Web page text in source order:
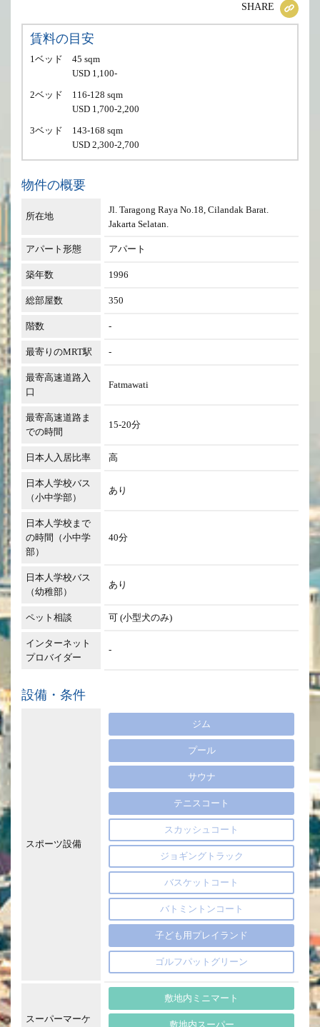
SHARE
賃料の目安
1ベッド
45 sqm
USD 1,100-
2ベッド
116-128 sqm
USD 1,700-2,200
3ベッド
143-168 sqm
USD 2,300-2,700
物件の概要
所在地
Jl. Taragong Raya No.18, Cilandak Barat.
Jakarta Selatan.
アパート形態 アパート
築年数 1996
総部屋数 350
階数 -
最寄りのMRT駅 -
最寄高速道路入
口
Fatmawati
最寄高速道路ま
での時間
15-20分
日本人入居比率 高
日本人学校バス
（小中学部）
あり
日本人学校まで
の時間（小中学
部）
40分
日本人学校バス
（幼稚部）
あり
ペット相談 可 (小型犬のみ)
インターネット
プロバイダー
-
設備・条件
スポーツ設備
ジム
プール
サウナ
テニスコート
スカッシュコート
ジョギングトラック
バスケットコート
バトミントンコート
子ども用プレイランド
ゴルフパットグリーン
スーパーマーケ
敷地内ミニマート
敷地内スーパー